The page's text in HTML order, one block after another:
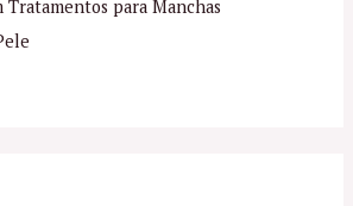
Tratamentos para Manchas